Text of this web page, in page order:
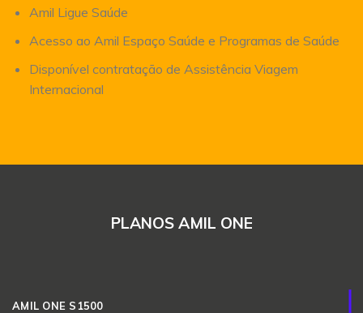
Amil Ligue Saúde
Acesso ao Amil Espaço Saúde e Programas de Saúde
Disponível contratação de Assistência Viagem
Internacional
PLANOS AMIL ONE
AMIL ONE S1500